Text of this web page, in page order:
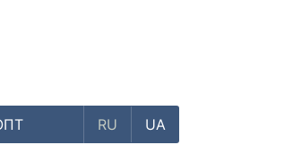
RU UA